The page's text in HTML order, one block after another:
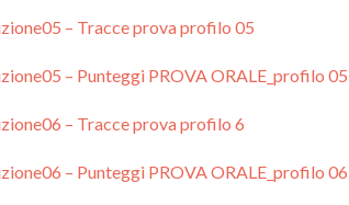
– Tracce prova profilo 05
– Punteggi PROVA ORALE_profilo 05
– Tracce prova profilo 6
– Punteggi PROVA ORALE_profilo 06